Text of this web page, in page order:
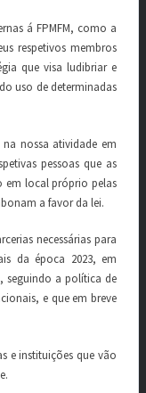
á FPMFM, como a
respetivos membros
que visa ludibriar e
uso de determinadas
nossa atividade em
pessoas que as
em local próprio pelas
a favor da lei.
necessárias para
da época 2023, em
seguindo a política de
e que em breve
e instituições que vão